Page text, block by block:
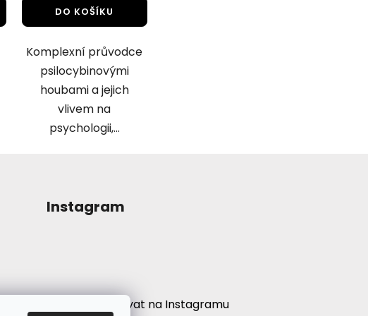
DO KOŠÍKU
Komplexní průvodce
psilocybinovými
houbami a jejich
vlivem na
psychologii,...
Instagram
Sledovat na Instagramu